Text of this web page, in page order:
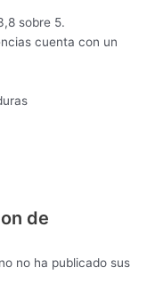
sobre 5.
cuenta con un
de
no ha publicado sus